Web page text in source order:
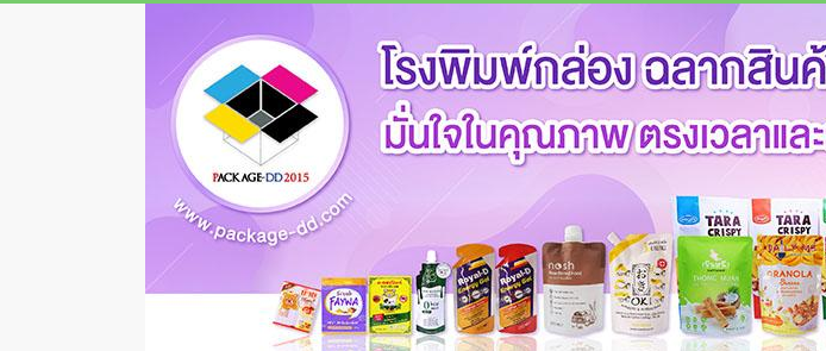
โรง
พิมพ์
กล่อง
ชลบุรี
โรงงาน
ผลิต